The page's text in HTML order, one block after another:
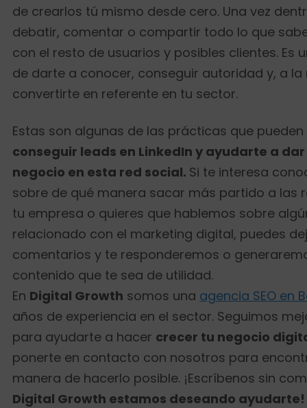
de crearlos tú mismo desde cero. Una vez
debatir, comentar o compartir todo lo que
con el resto de usuarios y posibles clientes. Es
de darte a conocer, conseguir autoridad y, a la
convertirte en referente en tu sector.
Estas son algunas de las prácticas que
conseguir leads en LinkedIn y ayudarte a
negocio en esta red social. Si te interesa
sobre de qué manera sacar más partido a las
tu empresa o quieres que hablemos sobre
relacionado con el marketing digital, puedes
comentarios y te responderemos o
contenido que te sea de utilidad.
En Digital Growth somos una agencia SEO en
años de experiencia en el sector. Seguimos
para ayudarte a hacer crecer tu negocio
ponerte en contacto con nosotros para
manera de hacerlo posible. ¡Escríbenos sin
Digital Growth estamos deseando ayudarte!